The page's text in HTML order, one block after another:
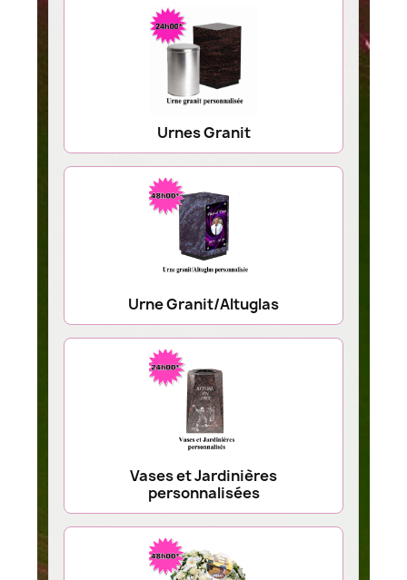
Urnes Granit
Urne Granit/Altuglas
Vases et Jardinières
personnalisées